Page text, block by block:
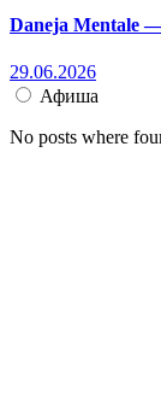
Daneja Mentale
29.06.2026
Афиша
No posts where